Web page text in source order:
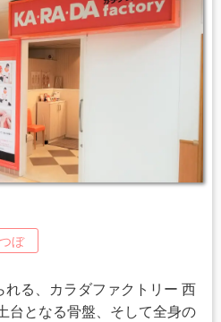
ぼ
れる、カラダファクトリー 西
台となる骨盤、そして全身の